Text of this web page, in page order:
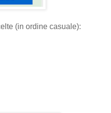
(in ordine casuale):